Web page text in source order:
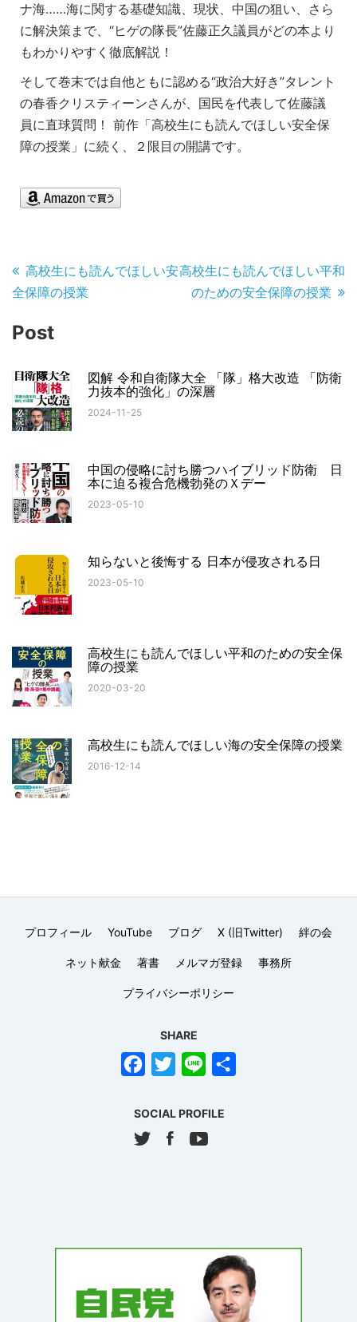
ナ海……海に関する基礎知識、現状、中国の狙い、さら
に解決策まで、“ヒゲの隊長”佐藤正久議員がどの本より
もわかりやすく徹底解説！
そして巻末では自他ともに認める“政治大好き”タレント
の春香クリスティーンさんが、国民を代表して佐藤議
員に直球質問！ 前作「高校生にも読んでほしい安全保
障の授業」に続く、２限目の開講です。
投
稿
ナ
ゲ
ー
シ
ョ
ン
高校生にも読んでほしい安
全保障の授業
高校生にも読んでほしい平和
のための安全保障の授業
Post
図解 令和自衛隊大全 「隊」格大改造 「防衛
力抜本的強化」の深層
2024-11-25
中国の侵略に討ち勝つハイブリッド防衛 日
本に迫る複合危機勃発のＸデー
2023-05-10
知らないと後悔する 日本が侵攻される日
2023-05-10
高校生にも読んでほしい平和のための安全保
障の授業
2020-03-20
高校生にも読んでほしい海の安全保障の授業
2016-12-14
プロフィール YouTube ブログ X (旧Twitter) 絆の会
ネット献金 著書 メルマガ登録 事務所
プライバシーポリシー
SHARE
Facebook
TwitterLine
SOCIAL PROFILE
Twitter
Facebook
Youtube